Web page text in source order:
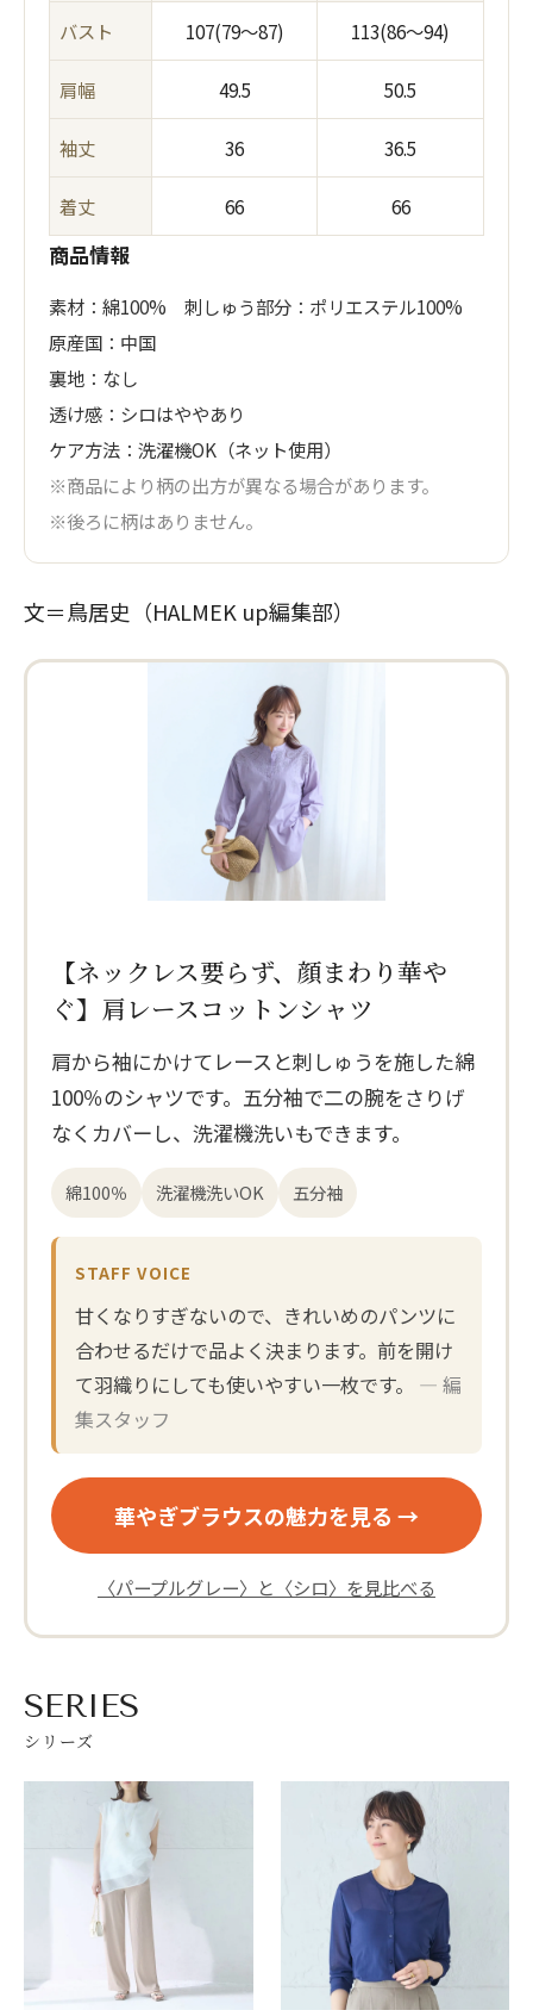
バスト 107(79〜87) 113(86〜94)
肩幅 49.5 50.5
袖丈 36 36.5
着丈 66 66
商品情報
素材：綿100% 刺しゅう部分：ポリエステル100%
原産国：中国
裏地：なし
透け感：シロはややあり
ケア方法：洗濯機OK（ネット使用）
※商品により柄の出方が異なる場合があります。
※後ろに柄はありません。
文＝鳥居史（HALMEK up編集部）
【ネックレス要らず、顔まわり華や
ぐ】肩レースコットンシャツ
肩から袖にかけてレースと刺しゅうを施した綿
100％のシャツです。五分袖で二の腕をさりげ
なくカバーし、洗濯機洗いもできます。
綿100％ 洗濯機洗いOK 五分袖
STAFF VOICE
甘くなりすぎないので、きれいめのパンツに
合わせるだけで品よく決まります。前を開け
て羽織りにしても使いやすい一枚です。 — 編
集スタッフ
華やぎブラウスの魅力を見る →
〈パープルグレー〉と〈シロ〉を見比べる
SERIES
シリーズ